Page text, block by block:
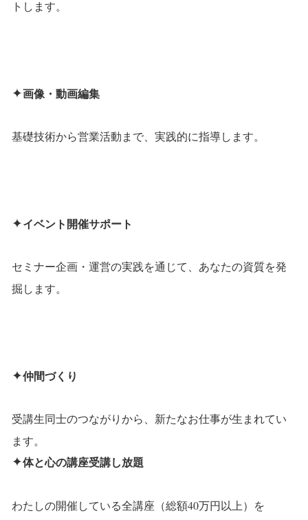
トします。
✦画像・動画編集
基礎技術から営業活動まで、実践的に指導します。
✦イベント開催サポート
セミナー企画・運営の実践を通じて、あなたの資質を発
掘します。
✦仲間づくり
受講生同士のつながりから、新たなお仕事が生まれてい
ます。
✦体と心の講座受講し放題
わたしの開催している全講座（総額40万円以上）を